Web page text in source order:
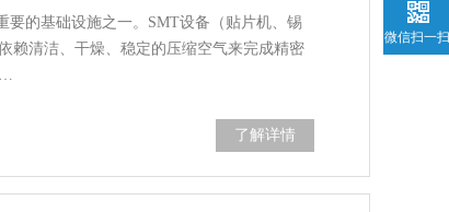
要的基础设施之一。SMT设备（贴片机、锡
赖清洁、干燥、稳定的压缩空气来完成精密
…
了解详情
微信扫一扫